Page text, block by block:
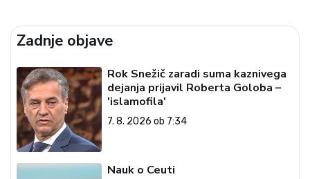
Zadnje objave
Rok Snežič zaradi suma kaznivega
dejanja prijavil Roberta Goloba –
'islamofila'
7. 8. 2026 ob 7:34
Nauk o Ceuti